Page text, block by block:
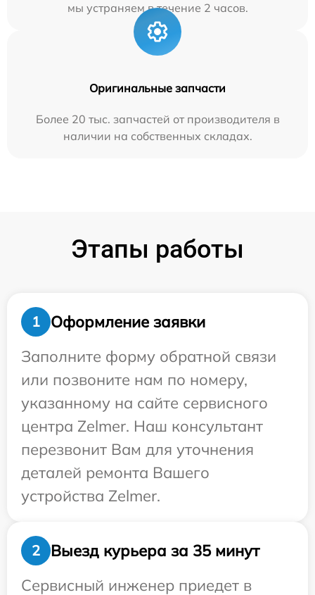
мы устраняем в течение 2 часов.
Оригинальные запчасти
Более 20 тыс. запчастей от производителя в
наличии на собственных складах.
Этапы работы
1
Оформление заявки
Заполните форму обратной связи
или позвоните нам по номеру,
указанному на сайте сервисного
центра Zelmer. Наш консультант
перезвонит Вам для уточнения
деталей ремонта Вашего
устройства Zelmer.
2
Выезд курьера за 35 минут
Сервисный инженер приедет в